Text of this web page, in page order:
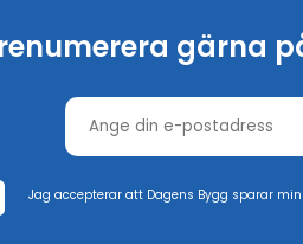
gärna
Jag accepterar att Dagens Bygg sparar